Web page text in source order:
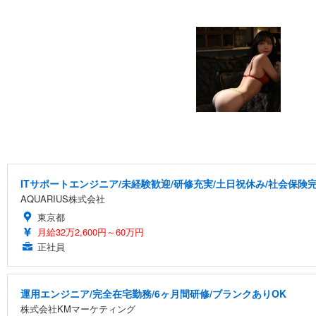
ITサポートエンジニア/未経験歓迎/研修充実/土日祝休み/社会保険
AQUARIUS株式会社
東京都
月給32万2,600円～60万円
正社員
運用エンジニア/完全在宅勤務/6ヶ月間研修/ブランクありOK
株式会社KMマーケティング